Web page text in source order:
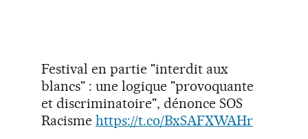
Festival en partie "interdit aux
blancs" : une logique "provoquante
et discriminatoire", dénonce SOS
Racisme https://t.co/BxSAFXWAHr